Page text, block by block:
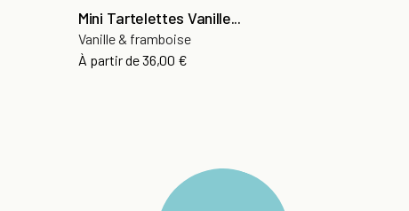
Mini Tartelettes Vanille...
Vanille & framboise
À partir de36,00 €